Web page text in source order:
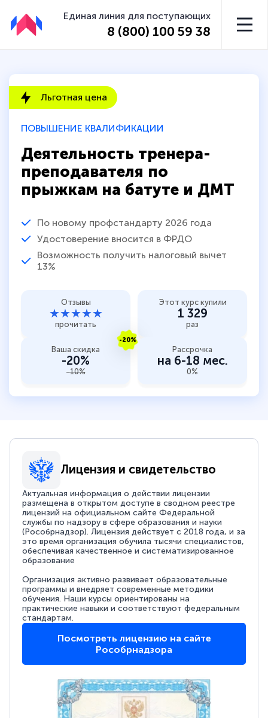
Единая линия для поступающих
8 (800) 100 59 38
ПОВЫШЕНИЕ КВАЛИФИКАЦИИ
Деятельность тренера-
преподавателя по
прыжкам на батуте и ДМТ
По новому профстандарту 2026 года
Удостоверение вносится в ФРДО
Возможность получить налоговый вычет
13%
Льготная цена
Отзывы
★★★★★
прочитать
Этот курс купили
1 329
раз
-20%
Ваша скидка
-20%
-10%
Рассрочка
на 6-18 мес.
0%
Лицензия и свидетельство
Актуальная информация о действии лицензии
размещена в открытом доступе в сводном реестре
лицензий на официальном сайте Федеральной
службы по надзору в сфере образования и науки
(Рособрнадзор). Лицензия действует с 2018 года, и за
это время организация обучила тысячи специалистов,
обеспечивая качественное и систематизированное
образование
Организация активно развивает образовательные
программы и внедряет современные методики
обучения. Наши курсы ориентированы на
практические навыки и соответствуют федеральным
стандартам.
Посмотреть лицензию на сайте
Рособрнадзора